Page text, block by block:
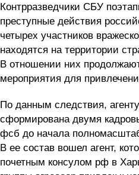
Контрразведчики СБУ
преступные действия
четырех участников
находятся на территории
В отношении них
мероприятия для
По данным следствия,
сформирована двумя
фсб до начала
В ее состав вошел агент,
почетным консулом рф в